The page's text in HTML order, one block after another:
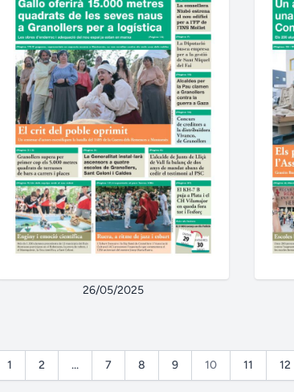
26/05/2025
1 2 ... 7 8 9 10 11 12